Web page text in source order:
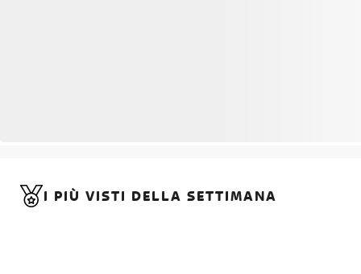
I PIÙ VISTI DELLA SETTIMANA